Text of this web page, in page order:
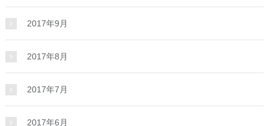
2017年9月
2017年8月
2017年7月
2017年6月